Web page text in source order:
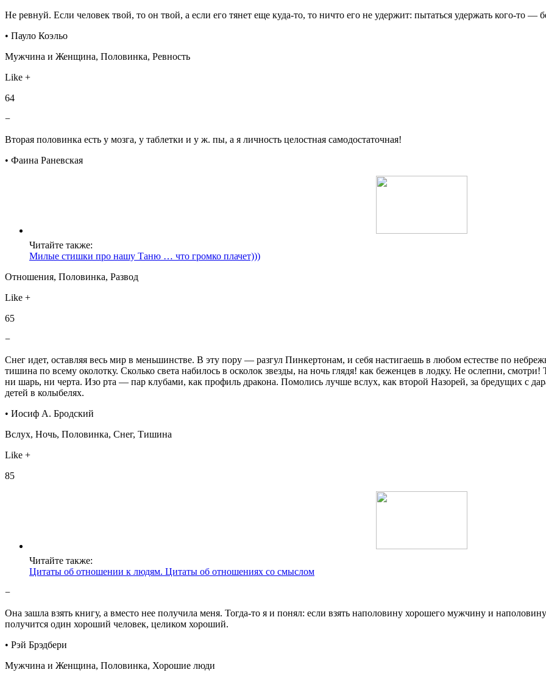
Не ревнуй. Если человек твой, то он твой, а если его тянет еще куда-то, то ничто его не удержит: пытаться удержать кого-то —
• Пауло Коэльо
Мужчина и Женщина, Половинка, Ревность
Like +
64
−
Вторая половинка есть у мозга, у таблетки и у ж. пы, а я личность целостная самодостаточная!
• Фаина Раневская
Читайте также:
Милые стишки про нашу Таню … что громко плачет)))
Отношения, Половинка, Развод
Like +
65
−
Снег идет, оставляя весь мир в меньшинстве. В эту пору — разгул Пинкертонам, и себя настигаешь в любом естестве по
тишина по всему околотку. Сколько света набилось в осколок звезды, на ночь глядя! как беженцев в лодку. Не ослепни,
ни шарь, ни черта. Изо рта — пар клубами, как профиль дракона. Помолись лучше вслух, как второй Назорей, за бредущих с
детей в колыбелях.
• Иосиф А. Бродский
Вслух, Ночь, Половинка, Снег, Тишина
Like +
85
Читайте также:
Цитаты об отношении к людям. Цитаты об отношениях со смыслом
−
Она зашла взять книгу, а вместо нее получила меня. Тогда-то я и понял: если взять наполовину хорошего мужчину и
получится один хороший человек, целиком хороший.
• Рэй Брэдбери
Мужчина и Женщина, Половинка, Хорошие люди